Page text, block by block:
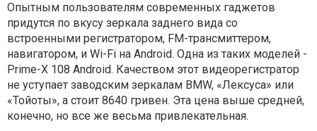
Опытным пользователям современных гаджетов
придутся по вкусу зеркала заднего вида со
встроенными регистратором, FM-трансмиттером,
навигатором, и Wi-Fi на Android. Одна из таких моделей -
Prime-X 108 Android. Качеством этот видеорегистратор
не уступает заводским зеркалам BMW, «Лексуса» или
«Тойоты», а стоит 8640 гривен. Эта цена выше средней,
конечно, но все же весьма привлекательная.